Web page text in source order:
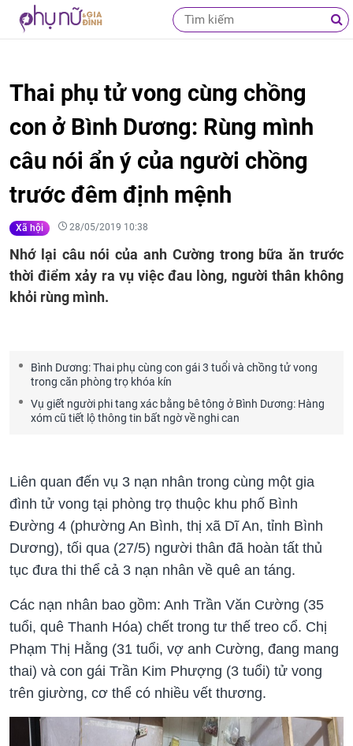
Thai phụ tử vong cùng chồng
con ở Bình Dương: Rùng mình
câu nói ẩn ý của người chồng
trước đêm định mệnh
Xã hội 28/05/2019 10:38
Nhớ lại câu nói của anh Cường trong bữa ăn trước
thời điểm xảy ra vụ việc đau lòng, người thân không
khỏi rùng mình.
Bình Dương: Thai phụ cùng con gái 3 tuổi và chồng tử vong
trong căn phòng trọ khóa kín
Vụ giết người phi tang xác bằng bê tông ở Bình Dương: Hàng
xóm cũ tiết lộ thông tin bất ngờ về nghi can
Liên quan đến vụ 3 nạn nhân trong cùng một gia
đình tử vong tại phòng trọ thuộc khu phố Bình
Đường 4 (phường An Bình, thị xã Dĩ An, tỉnh Bình
Dương), tối qua (27/5) người thân đã hoàn tất thủ
tục đưa thi thể cả 3 nạn nhân về quê an táng.
Các nạn nhân bao gồm: Anh Trần Văn Cường (35
tuổi, quê Thanh Hóa) chết trong tư thế treo cổ. Chị
Phạm Thị Hằng (31 tuổi, vợ anh Cường, đang mang
thai) và con gái Trần Kim Phượng (3 tuổi) tử vong
trên giường, cơ thể có nhiều vết thương.